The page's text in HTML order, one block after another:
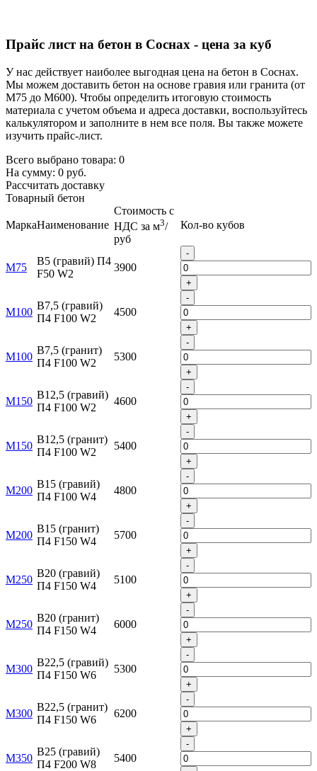
Прайс лист на бетон в Соснах - цена за куб
У нас действует наиболее выгодная цена на бетон в Соснах.
Мы можем доставить бетон на основе гравия или гранита (от
М75 до М600). Чтобы определить итоговую стоимость
материала с учетом объема и адреса доставки, воспользуйтесь
калькулятором и заполните в нем все поля. Вы также можете
изучить прайс-лист.
Всего выбрано товара: 0
На сумму: 0 руб.
Рассчитать доставку
Товарный бетон
МаркаНаименование
Стоимость с
НДС за м3/
руб
Кол-во кубов
М75
B5 (гравий) П4
F50 W2
3900
-
+
М100
B7,5 (гравий)
П4 F100 W2
4500
-
+
М100
B7,5 (гранит)
П4 F100 W2
5300
-
+
М150
B12,5 (гравий)
П4 F100 W2
4600
-
+
М150
B12,5 (гранит)
П4 F100 W2
5400
-
+
М200
B15 (гравий)
П4 F100 W4
4800
-
+
М200
B15 (гранит)
П4 F150 W4
5700
-
+
М250
B20 (гравий)
П4 F150 W4
5100
-
+
М250
B20 (гранит)
П4 F150 W4
6000
-
+
М300
B22,5 (гравий)
П4 F150 W6
5300
-
+
М300
B22,5 (гранит)
П4 F150 W6
6200
-
+
М350
B25 (гравий)
П4 F200 W8
5400
-